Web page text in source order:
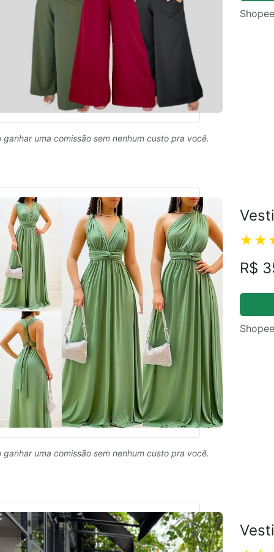
ganhar uma comissão sem nenhum custo pra você.
R$
ganhar uma comissão sem nenhum custo pra você.